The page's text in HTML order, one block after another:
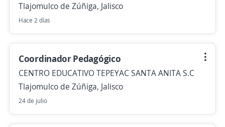
Tlajomulco de Zúñiga, Jalisco
Hace 2 días
Coordinador Pedagógico
CENTRO EDUCATIVO TEPEYAC SANTA ANITA S.C
Tlajomulco de Zúñiga, Jalisco
24 de julio